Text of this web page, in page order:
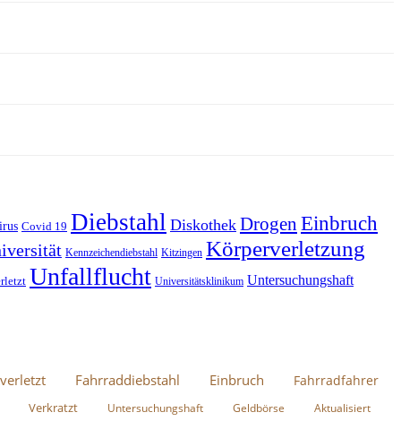
Covid 19 Diebstahl Diskothek Drogen Einbruch
Kennzeichendiebstahl Kitzingen Körperverletzung
Unfallflucht Universitätsklinikum Untersuchungshaft
Fahrraddiebstahl Einbruch
Fahrradfahrer
Verkratzt Untersuchungshaft Geldbörse Aktualisiert